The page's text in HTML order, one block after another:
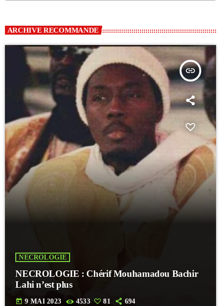
ARCHIVE RECOMMANDE
insert_link
NECROLOGIE
NECROLOGIE : Chérif Mouhamadou Bachir
Lahi n’est plus
today 9 MAI 2023 4533 81 694